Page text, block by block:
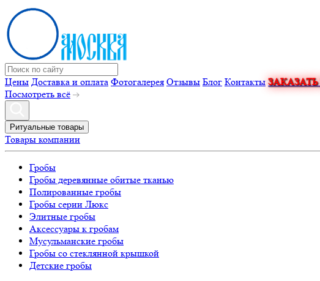
Цены Доставка и оплата Фотогалерея Отзывы Блог Контакты
Посмотреть всё
Ритуальные товары
Товары компании
Гробы
Гробы деревянные обитые тканью
Полированные гробы
Гробы серии Люкс
Элитные гробы
Аксессуары к гробам
Мусульманские гробы
Гробы со стеклянной крышкой
Детские гробы